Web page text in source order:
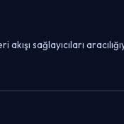
sağlayıcıları